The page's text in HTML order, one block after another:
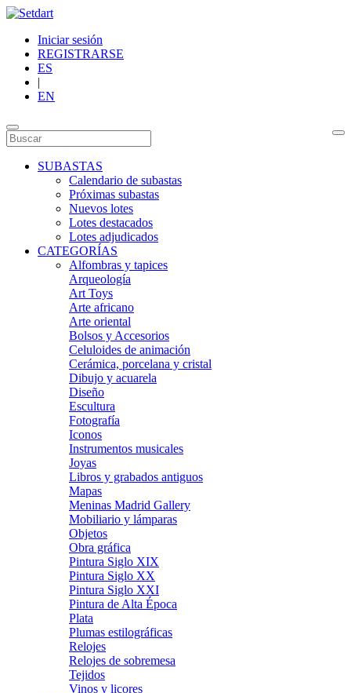
Iniciar sesión
REGISTRARSE
ES
|
EN
SUBASTAS
Calendario de subastas
Próximas subastas
Nuevos lotes
Lotes destacados
Lotes adjudicados
CATEGORÍAS
Alfombras y tapices
Arqueología
Art Toys
Arte africano
Arte oriental
Bolsos y Accesorios
Celuloides de animación
Cerámica, porcelana y cristal
Dibujo y acuarela
Diseño
Escultura
Fotografía
Iconos
Instrumentos musicales
Joyas
Libros y grabados antiguos
Mapas
Meninas Madrid Gallery
Mobiliario y lámparas
Objetos
Obra gráfica
Pintura Siglo XIX
Pintura Siglo XX
Pintura Siglo XXI
Pintura de Alta Época
Plata
Plumas estilográficas
Relojes
Relojes de sobremesa
Tejidos
Vinos y licores